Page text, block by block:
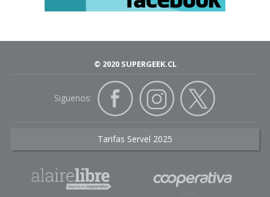
© 2020 SUPERGEEK.CL
Siguenos:
Tarifas Servel 2025